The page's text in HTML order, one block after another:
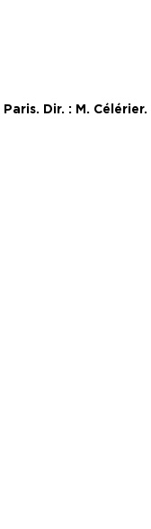
Dir. : M. Célérier.